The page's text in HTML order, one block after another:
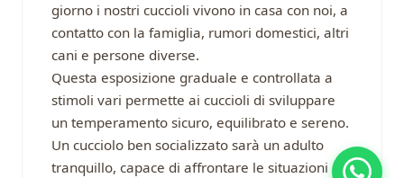
giorno i nostri cuccioli vivono in casa con noi, a
contatto con la famiglia, rumori domestici, altri
cani e persone diverse.
Questa esposizione graduale e controllata a
stimoli vari permette ai cuccioli di sviluppare
un temperamento sicuro, equilibrato e sereno.
Un cucciolo ben socializzato sarà un adulto
tranquillo, capace di affrontare le situazioni